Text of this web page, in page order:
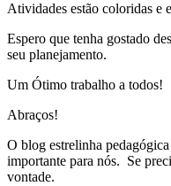
Atividades estão coloridas e
Espero que tenha gostado
seu planejamento.
Um Ótimo trabalho a todos!
Abraços!
O blog estrelinha
importante para nós. Se
vontade.